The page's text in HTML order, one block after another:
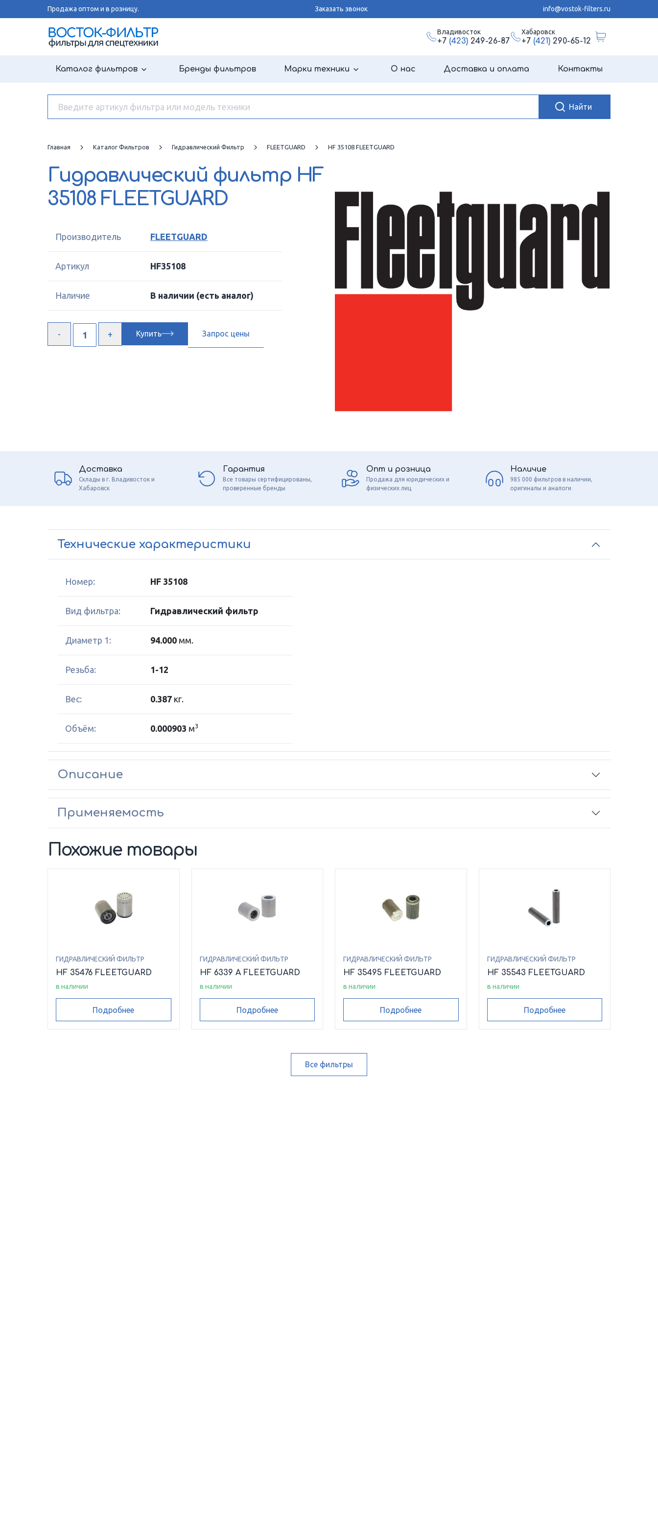
Продажа оптом и в розницу. Заказать звонок info@vostok-filters.ru
Владивосток
+7 (423)249-26-87
Хабаровск
+7 (421)290-65-12
Каталог фильтров Бренды фильтров Марки техники О нас Доставка и оплата Контакты
Главная Каталог Фильтров Гидравлический Фильтр FLEETGUARD HF 35108 FLEETGUARD
Гидравлический фильтр HF
35108 FLEETGUARD
Производитель FLEETGUARD
Артикул HF35108
Наличие В наличии (есть аналог)
Купить Запрос цены
Доставка
Склады в г. Владивосток и
Хабаровск
Гарантия
Все товары сертифицированы,
проверенные бренды
Опт и розница
Продажа для юридических и
физических лиц
Наличие
985 000 фильтров в наличии,
оригиналы и аналоги
Технические характеристики
Номер: HF 35108
Вид фильтра: Гидравлический фильтр
Диаметр 1: 94.000 мм.
Резьба: 1-12
Вес: 0.387 кг.
Объём: 0.000903 м3
Описание
Применяемость
Похожие товары
ГИДРАВЛИЧЕСКИЙ ФИЛЬТР
HF 35476 FLEETGUARD
в наличии
Подробнее
ГИДРАВЛИЧЕСКИЙ ФИЛЬТР
HF 6339 A FLEETGUARD
в наличии
Подробнее
ГИДРАВЛИЧЕСКИЙ ФИЛЬТР
HF 35495 FLEETGUARD
в наличии
Подробнее
ГИДРАВЛИЧЕСКИЙ ФИЛЬТР
HF 35543 FLEETGUARD
в наличии
Подробнее
Все фильтры